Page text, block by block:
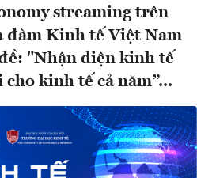
streaming trên
đàm Kinh tế Việt Nam
"Nhận diện kinh tế
kinh tế cả năm”...